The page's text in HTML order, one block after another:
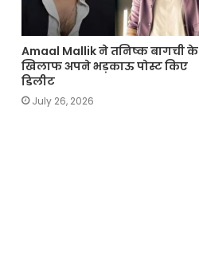
Amaal Mallik ने तनिष्क बागची के
खिलाफ अपने भड़काऊ पोस्ट किए
डिलीट
July 26, 2026